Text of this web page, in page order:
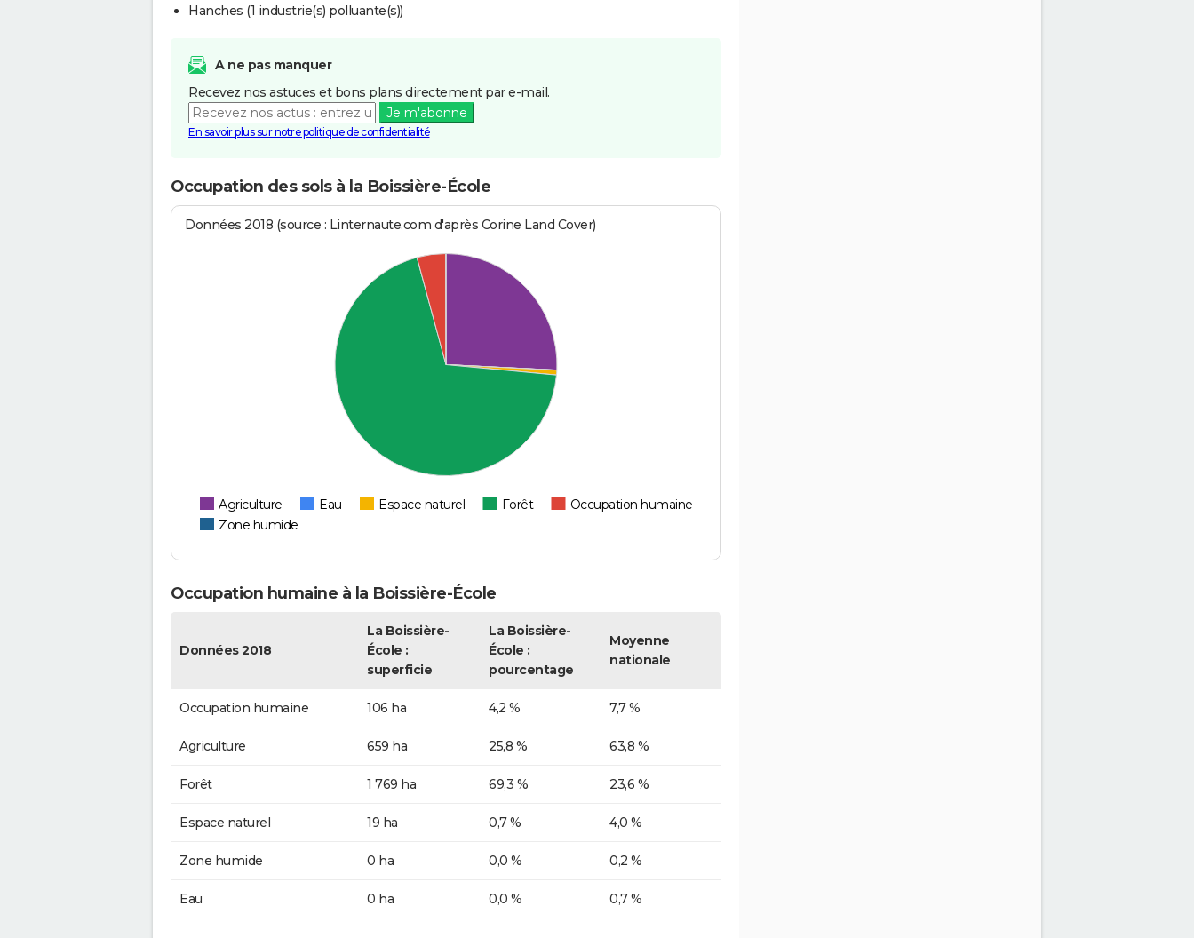
Hanches (1 industrie(s) polluante(s))
A ne pas manquer
Recevez nos astuces et bons plans directement par e-mail.
Je m'abonne
En savoir plus sur notre politique de confidentialité
Occupation des sols à la Boissière-École
Données 2018 (source : Linternaute.com d'après Corine Land Cover)
Agriculture Eau Espace naturel Forêt
Occupation humaine
Zone humide
Occupation humaine à la Boissière-École
Données 2018
La Boissière-
École :
superficie
La Boissière-
École :
pourcentage
Moyenne
nationale
Occupation humaine 106 ha 4,2 % 7,7 %
Agriculture 659 ha 25,8 % 63,8 %
Forêt 1 769 ha 69,3 % 23,6 %
Espace naturel 19 ha 0,7 % 4,0 %
Zone humide 0 ha 0,0 % 0,2 %
Eau 0 ha 0,0 % 0,7 %